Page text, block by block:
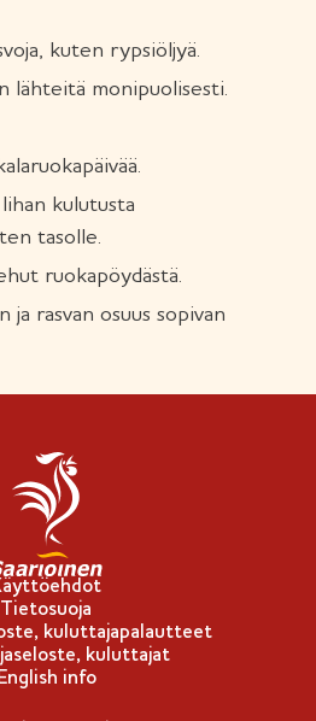
kuten rypsiöljyä.
lähteitä monipuolisesti.
kulutusta
tasolle.
ruokapöydästä.
ja rasvan osuus sopivan
Tietosuoja
kuluttajapalautteet
kuluttajat
English info